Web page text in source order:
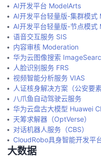
AI开发平台 ModelArts
AI开发平台轻量版-集群模
AI开发平台轻量版-节点模
语音交互服务 SIS
内容审核 Moderation
华为云图像搜索
人脸识别服务 FRS
视频智能分析服务 VIAS
人证核身解决方案（公安要素
八爪鱼自动驾驶云服务
华为云盘古大模型 Huawei
天筹求解器（OptVerse）
对话机器人服务（CBS）
CloudRobo具身智能开发平
大数据